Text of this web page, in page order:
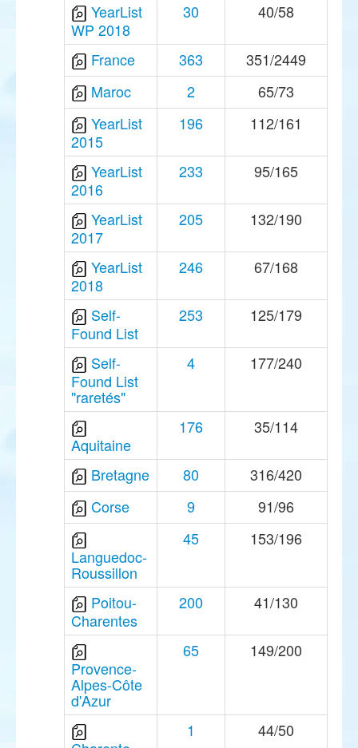
YearList
WP 2018
30 40/58
France 363
351/2449
Maroc
2
65/73
YearList
2015
196 112/161
YearList
2016
233 95/165
YearList
2017
205 132/190
YearList
2018
246 67/168
Self-
Found List
253 125/179
Self-
Found List
"raretés"
4 177/240
Aquitaine
176 35/114
Bretagne 80
316/420
Corse
9 91/96
Languedoc-
Roussillon
45 153/196
Poitou-
Charentes
200 41/130
Provence-
Alpes-Côte
d'Azur
65 149/200
1 44/50